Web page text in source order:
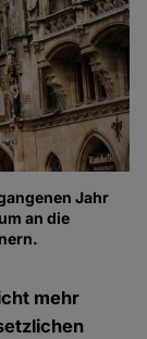
Jahr
an die
mehr